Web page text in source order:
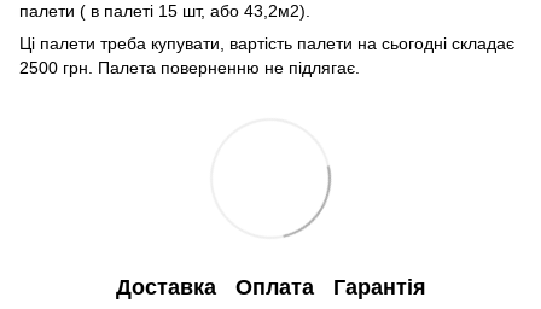
палети ( в палеті 15 шт, або 43,2м2).
Ці палети треба купувати, вартість палети на сьогодні складає
2500 грн. Палета поверненню не підлягає.
Доставка Оплата Гарантія